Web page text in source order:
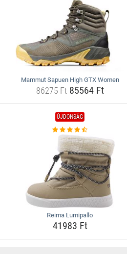
Mammut Sapuen High GTX Women
86275 Ft85564 Ft
ÚJDONSÁG
Reima Lumipallo
41983 Ft